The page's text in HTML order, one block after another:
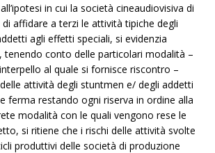
in cui la società cineaudiovisiva di
affidare a terzi le attività tipiche degli
agli effetti speciali, si evidenzia
conto delle particolari modalità –
al quale si fornisce riscontro –
attività degli stuntmen e/ degli addetti
ferma restando ogni riserva in ordine alla
modalità con le quali vengono rese le
si ritiene che i rischi delle attività svolte
produttivi delle società di produzione